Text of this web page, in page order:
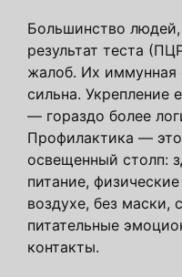
Большинство
результат теста
жалоб. Их иммунная
сильна. Укрепление
— гораздо более
Профилактика —
освещенный столп:
питание,
воздухе, без маски,
питательные
контакты.